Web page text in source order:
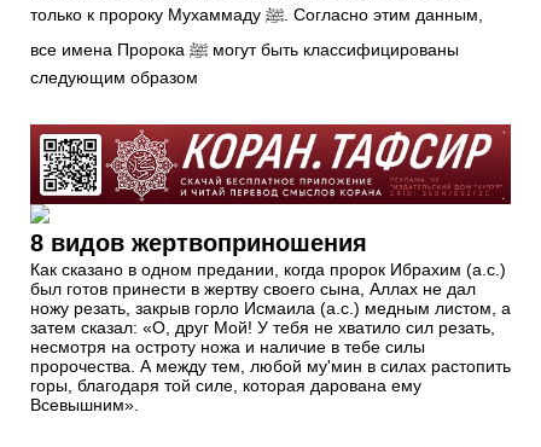
только к пророку Мухаммаду ﷺ. Согласно этим данным,
все имена Пророка ﷺ могут быть классифицированы
следующим образом
8 видов жертвоприношения
Как сказано в одном предании, когда пророк Ибрахим (а.с.)
был готов принести в жертву своего сына, Аллах не дал
ножу резать, закрыв горло Исмаила (а.с.) медным листом, а
затем сказал: «О, друг Мой! У тебя не хватило сил резать,
несмотря на остроту ножа и наличие в тебе силы
пророчества. А между тем, любой му'мин в силах растопить
горы, благодаря той силе, которая дарована ему
Всевышним».